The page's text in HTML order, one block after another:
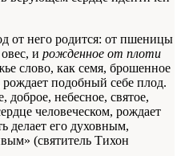
от него родится: от пшеницы
и рожденное от плоти
слово, как семя, брошенное
подобный себе плод.
доброе, небесное, святое,
человеческом, рождает
делает его духовным,
(святитель Тихон